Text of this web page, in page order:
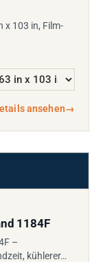
x 103 in, Film-
ansehen→
1184F
–
kühlerer…